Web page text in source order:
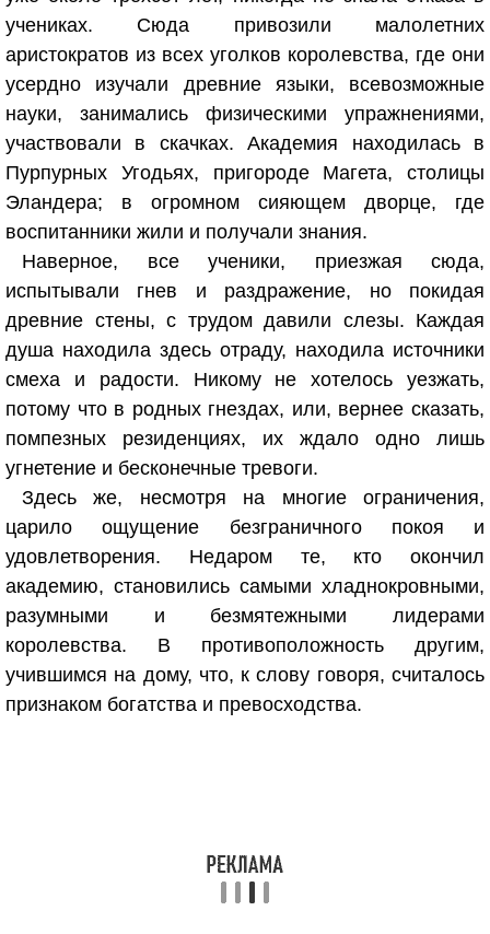
учениках. Сюда привозили малолетних
аристократов из всех уголков королевства, где они
усердно изучали древние языки, всевозможные
науки, занимались физическими упражнениями,
участвовали в скачках. Академия находилась в
Пурпурных Угодьях, пригороде Магета, столицы
Эландера; в огромном сияющем дворце, где
воспитанники жили и получали знания.
Наверное, все ученики, приезжая сюда,
испытывали гнев и раздражение, но покидая
древние стены, с трудом давили слезы. Каждая
душа находила здесь отраду, находила источники
смеха и радости. Никому не хотелось уезжать,
потому что в родных гнездах, или, вернее сказать,
помпезных резиденциях, их ждало одно лишь
угнетение и бесконечные тревоги.
Здесь же, несмотря на многие ограничения,
царило ощущение безграничного покоя и
удовлетворения. Недаром те, кто окончил
академию, становились самыми хладнокровными,
разумными и безмятежными лидерами
королевства. В противоположность другим,
учившимся на дому, что, к слову говоря, считалось
признаком богатства и превосходства.